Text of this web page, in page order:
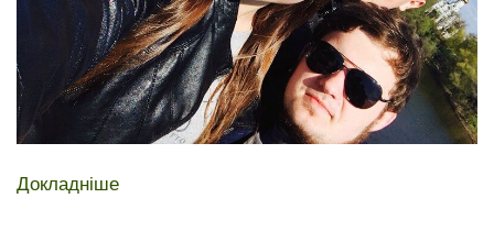
Докладніше